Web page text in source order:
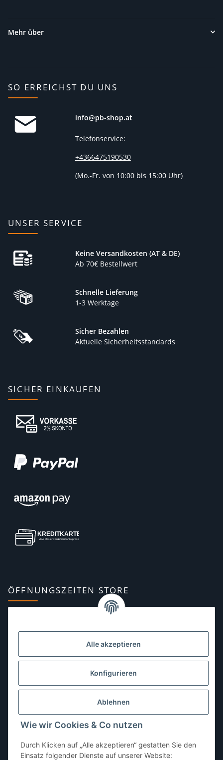
Alle akzeptieren
Konfigurieren
Ablehnen
Wie wir Cookies & Co nutzen
Durch Klicken auf „Alle akzeptieren“ gestatten Sie den
Einsatz folgender Dienste auf unserer Website:
Mehr über
SO ERREICHST DU UNS
info@pb-shop.at
Telefonservice:
+4366475190530
(Mo.-Fr. von 10:00 bis 15:00 Uhr)
UNSER SERVICE
Keine Versandkosten (AT & DE)
Ab 70€ Bestellwert
Schnelle Lieferung
1-3 Werktage
Sicher Bezahlen
Aktuelle Sicherheitsstandards
SICHER EINKAUFEN
ÖFFNUNGSZEITEN STORE
10:00–13:00, 14:00–18:00 Uhr
Dienstag:10:00–13:00, 14:00–16:00 Uhr
10:00–13:00 Uhr
Freitag:10:00–13:00, 14:00–18:00 Uhr
Sonntag: geschlossen